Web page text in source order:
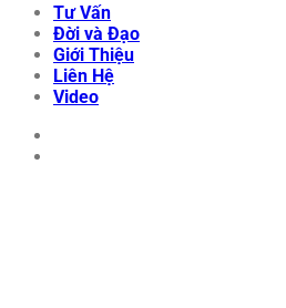
Tư Vấn
Đời và Đạo
Giới Thiệu
Liên Hệ
Video